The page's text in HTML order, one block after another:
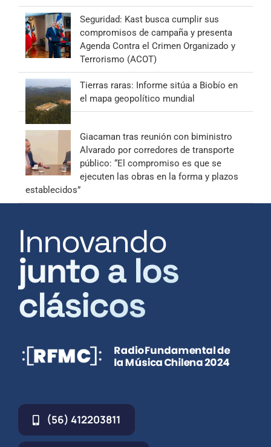
Seguridad: Kast busca cumplir sus
compromisos de campaña y presenta
Agenda Contra el Crimen Organizado y
Terrorismo (ACOT)
Tierras raras: Informe sitúa a Biobío en
el mapa geopolítico mundial
Giacaman tras reunión con biministro
Alvarado por corredores de transporte
público: “El compromiso es que se
ejecuten las obras en la forma y plazos
establecidos”
Innovando
junto a los
clásicos
(56) 412203811